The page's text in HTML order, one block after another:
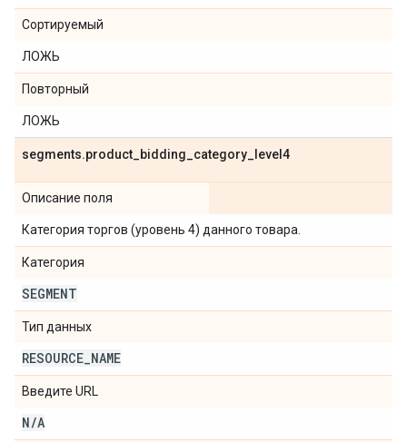
Сортируемый
ЛОЖЬ
Повторный
ЛОЖЬ
segments.product bidding category level4
Описание поля
Категория торгов (уровень 4) данного товара.
Категория
SEGMENT
Тип данных
RESOURCE NAME
Введите URL
N/A